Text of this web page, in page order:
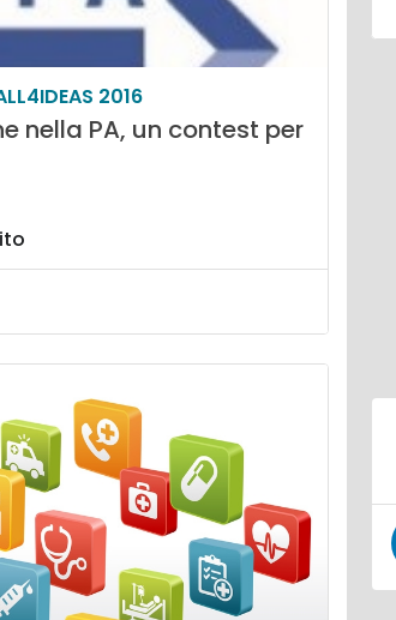
2016
nella PA, un contest per